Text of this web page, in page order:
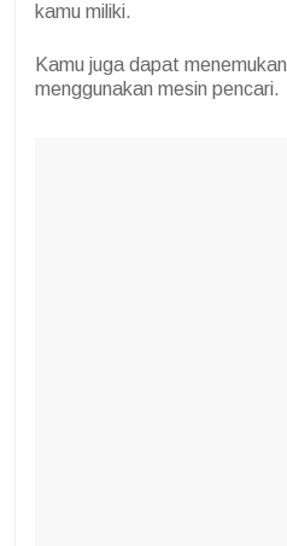
kamu miliki.
Kamu juga dapat
menggunakan mesin pencari.